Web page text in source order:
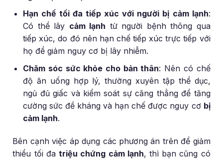
Hạn chế tối đa tiếp xúc với người bị cảm lạnh:
Có thể lây cảm lạnh từ người bệnh thông qua
tiếp xúc, do đó nên hạn chế tiếp xúc trực tiếp với
họ để giảm nguy cơ bị lây nhiễm.
Chăm sóc sức khỏe cho bản thân: Nên có chế
độ ăn uống hợp lý, thường xuyên tập thể dục,
ngủ đủ giấc và kiểm soát sự căng thẳng để tăng
cường sức đề kháng và hạn chế được nguy cơ bị
cảm lạnh.
Bên cạnh việc áp dụng các phương án trên để giảm
thiểu tối đatriệu chứng cảm lạnh, thì bạn cũng có